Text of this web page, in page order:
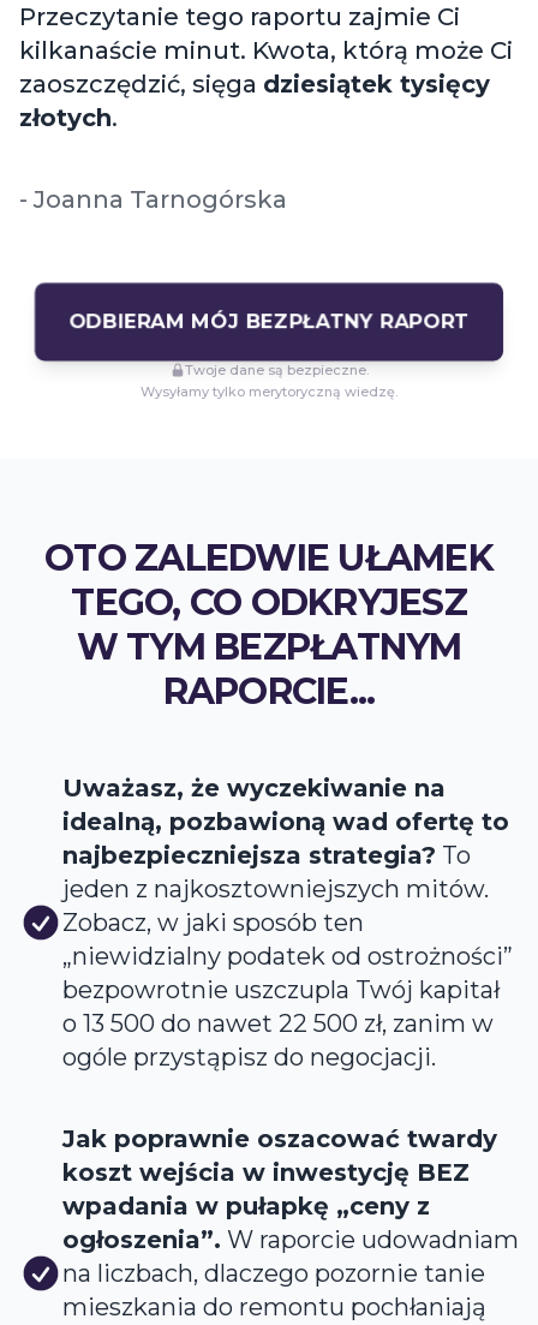
Przeczytanie tego raportu zajmie Ci
kilkanaście minut. Kwota, którą może Ci
zaoszczędzić, sięga dziesiątek tysięcy
złotych.
- Joanna Tarnogórska
ODBIERAM MÓJ BEZPŁATNY RAPORT
Twoje dane są bezpieczne.
Wysyłamy tylko merytoryczną wiedzę.
OTO ZALEDWIE UŁAMEK
TEGO, CO ODKRYJESZ
W TYM BEZPŁATNYM
RAPORCIE...
Uważasz, że wyczekiwanie na
idealną, pozbawioną wad ofertę to
najbezpieczniejsza strategia? To
jeden z najkosztowniejszych mitów.
Zobacz, w jaki sposób ten
„niewidzialny podatek od ostrożności”
bezpowrotnie uszczupla Twój kapitał
o 13 500 do nawet 22 500 zł, zanim w
ogóle przystąpisz do negocjacji.
Jak poprawnie oszacować twardy
koszt wejścia w inwestycję BEZ
wpadania w pułapkę „ceny z
ogłoszenia”. W raporcie udowadniam
na liczbach, dlaczego pozornie tanie
mieszkania do remontu pochłaniają